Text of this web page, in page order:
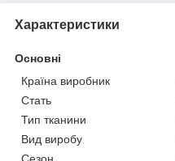
Характеристики
Основні
Країна виробник
Стать
Тип тканини
Вид виробу